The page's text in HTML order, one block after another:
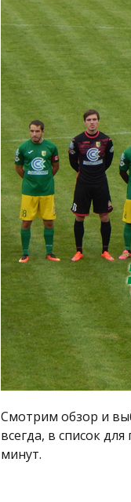
Смотрим обзор и
всегда, в список
минут.